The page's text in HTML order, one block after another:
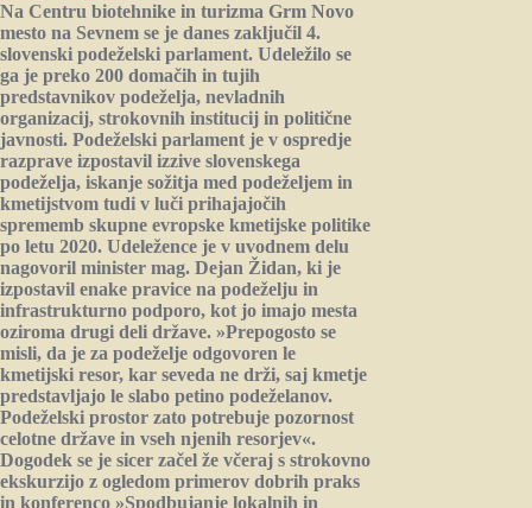
Na Centru biotehnike in turizma Grm Novo
mesto na Sevnem se je danes zaključil 4.
slovenski podeželski parlament. Udeležilo se
ga je preko 200 domačih in tujih
predstavnikov podeželja, nevladnih
organizacij, strokovnih institucij in politične
javnosti. Podeželski parlament je v ospredje
razprave izpostavil izzive slovenskega
podeželja, iskanje sožitja med podeželjem in
kmetijstvom tudi v luči prihajajočih
sprememb skupne evropske kmetijske politike
po letu 2020. Udeležence je v uvodnem delu
nagovoril minister mag. Dejan Židan, ki je
izpostavil enake pravice na podeželju in
infrastrukturno podporo, kot jo imajo mesta
oziroma drugi deli države. »Prepogosto se
misli, da je za podeželje odgovoren le
kmetijski resor, kar seveda ne drži, saj kmetje
predstavljajo le slabo petino podeželanov.
Podeželski prostor zato potrebuje pozornost
celotne države in vseh njenih resorjev«.
Dogodek se je sicer začel že včeraj s strokovno
ekskurzijo z ogledom primerov dobrih praks
in konferenco »Spodbujanje lokalnih in